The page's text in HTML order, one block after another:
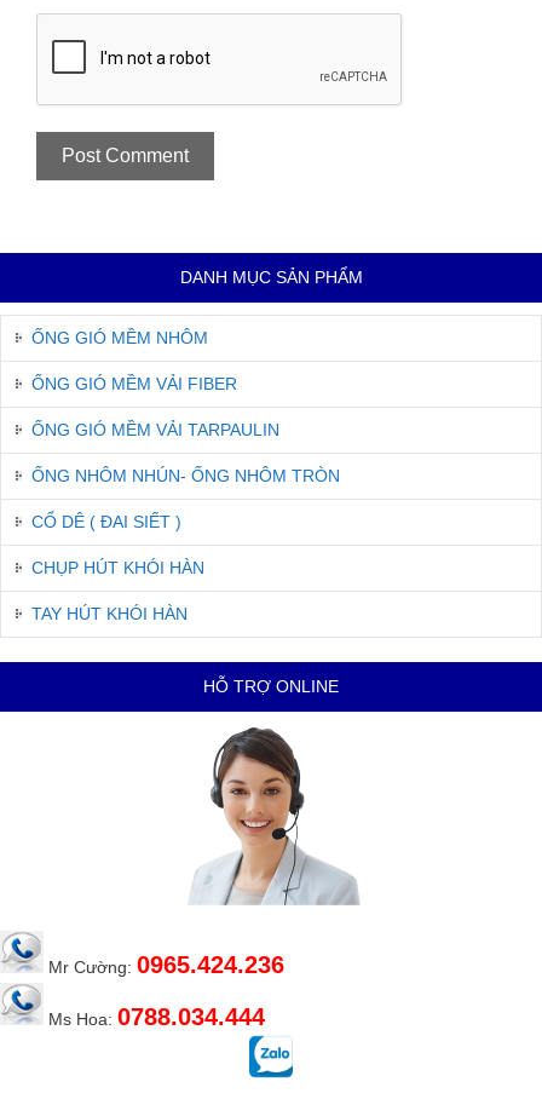
DANH MỤC SẢN PHẨM
ỐNG GIÓ MỀM NHÔM
ỐNG GIÓ MỀM VẢI FIBER
ỐNG GIÓ MỀM VẢI TARPAULIN
ỐNG NHÔM NHÚN- ỐNG NHÔM TRÒN
CỔ DÊ ( ĐAI SIẾT )
CHỤP HÚT KHÓI HÀN
TAY HÚT KHÓI HÀN
HỖ TRỢ ONLINE
Mr Cường: 0965.424.236
Ms Hoa: 0788.034.444